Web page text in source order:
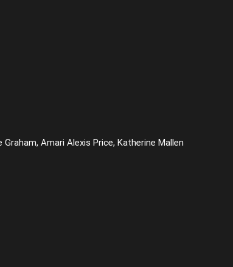
Amari Alexis Price, Katherine Mallen